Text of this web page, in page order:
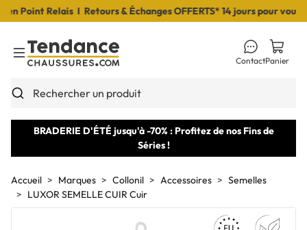
Point Relais I Retours & Échanges OFFERTS* 14 jours pour vous
Toggle Menu
Rechercher un produit
ContactPanier
BRADERIE D'ÉTÉ jusqu'à -70% : Profitez de nos Fins de
Séries !
Accueil Marques Collonil Accessoires
Semelles
LUXOR SEMELLE CUIR Cuir